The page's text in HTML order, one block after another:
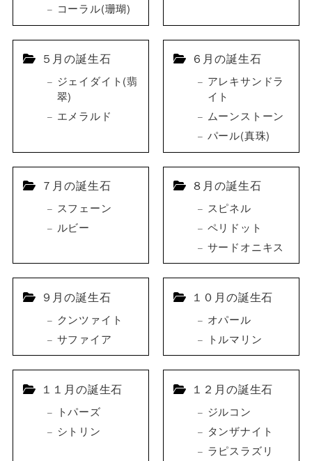
コーラル(珊瑚)
５月の誕生石
ジェイダイト(翡
翠)
エメラルド
６月の誕生石
アレキサンドラ
イト
ムーンストーン
パール(真珠)
７月の誕生石
スフェーン
ルビー
８月の誕生石
スピネル
ペリドット
サードオニキス
９月の誕生石
クンツァイト
サファイア
１０月の誕生石
オパール
トルマリン
１１月の誕生石
トパーズ
シトリン
１２月の誕生石
ジルコン
タンザナイト
ラピスラズリ